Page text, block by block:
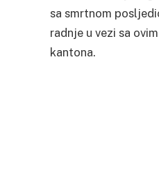
sa smrtnom
radnje u vezi sa
kantona.